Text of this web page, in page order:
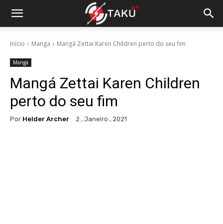
Início Manga Mangá Zettai Karen Children perto do seu fim
Manga
Mangá Zettai Karen Children
perto do seu fim
Por Helder Archer 2 , Janeiro , 2021